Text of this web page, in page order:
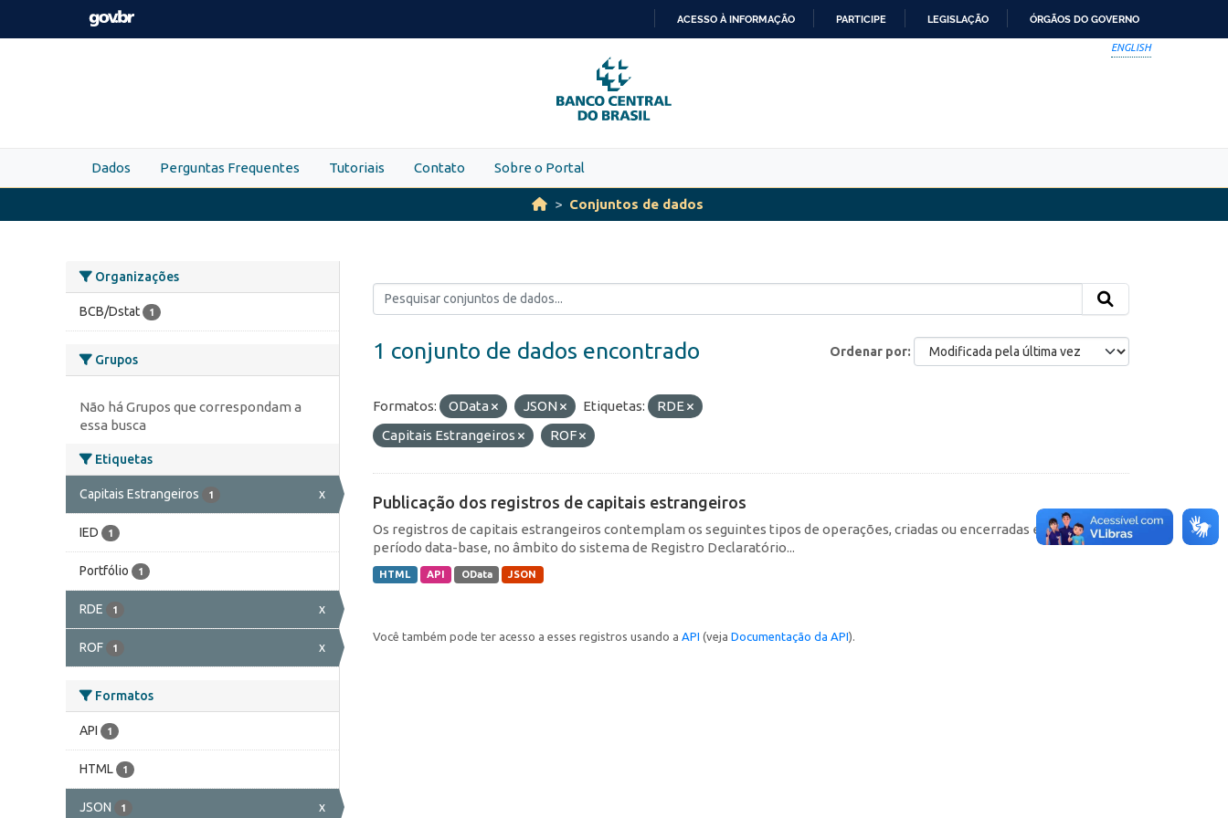
Skip to main content
PARA
O
CONTEÚDO
ACESSO À INFORMAÇÃO PARTICIPE LEGISLAÇÃO ÓRGÃOS DO GOVERNO
ENGLISH
Dados Perguntas Frequentes Tutoriais Contato Sobre o Portal
Conjuntos de dados
Organizações
BCB/Dstat 1
Grupos
Não há Grupos que correspondam a
essa busca
Etiquetas
Capitais Estrangeiros 1 x
IED 1
Portfólio 1
RDE 1 x
ROF 1 x
Formatos
API 1
HTML 1
JSON 1 x
Ordenar por
1 conjunto de dados encontrado
Formatos: OData JSON Etiquetas:
RDE
Capitais Estrangeiros
ROF
Publicação dos registros de capitais estrangeiros
Os registros de capitais estrangeiros contemplam os seguintes tipos de operações, criadas ou encerradas em cada
período data-base, no âmbito do sistema de Registro Declaratório...
HTML API OData JSON
Você também pode ter acesso a esses registros usando a API (veja Documentação da API).